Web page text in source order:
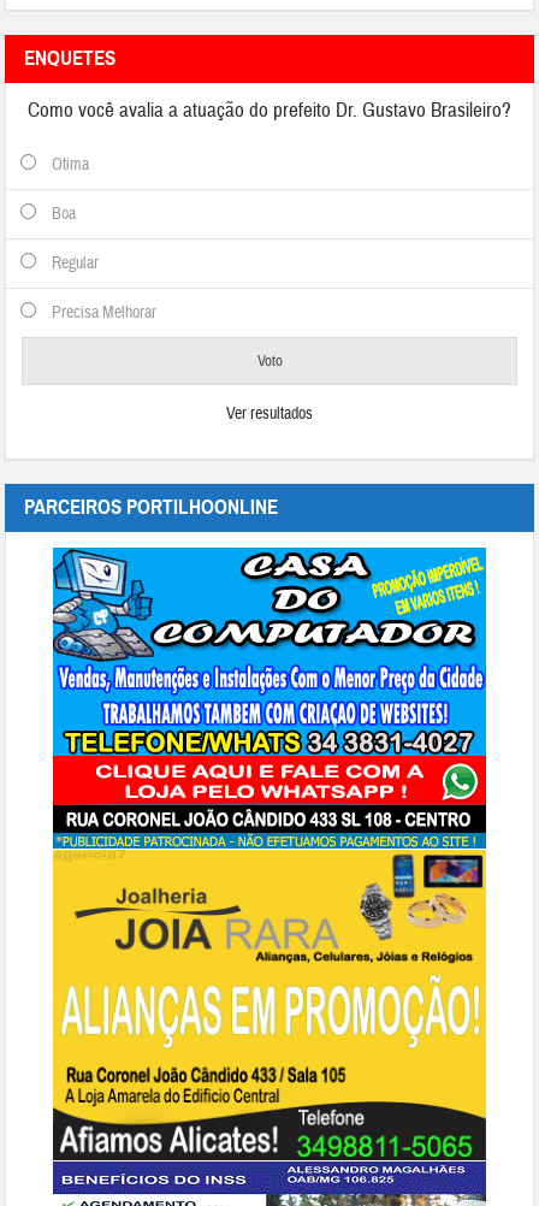
ENQUETES
Como você avalia a atuação do prefeito Dr. Gustavo Brasileiro?
Otima
Boa
Regular
Precisa Melhorar
Ver resultados
PARCEIROS PORTILHOONLINE